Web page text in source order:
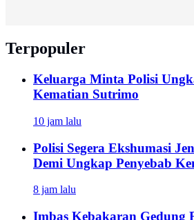
Terpopuler
Keluarga Minta Polisi
Kematian Sutrimo
10 jam lalu
Polisi Segera Ekshumasi
Demi Ungkap Penyebab
8 jam lalu
Imbas Kebakaran Gedung